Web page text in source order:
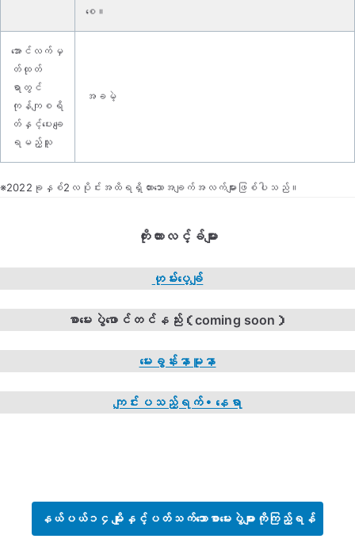
စေ။
အောင်လက်မှ
တ်ထုတ်
ရာတွင်
ကုန်ကျစရိ
တ်နှင့်ပေးချေ
ရမည့်သူ
အခမဲ့
※2022ခုနှစ်2လပိုင်းအထိရရှိထားသောအချက်အလက်များဖြစ်ပါသည်။
ကိုးကားလင့်ခ်များ
ဟုမ်းပေ့ချ်
စာမေးပွဲဖောင်တင်န ည်း（coming soon）
မေးခွန်းနာမူနာ
ကျင်းပသည့်ရက်・နေရာ
နယ်ပယ်၁၄မျိုးနှင့်ပတ်သက်သောစာမေးပွဲများကိုကြည့်ရန်